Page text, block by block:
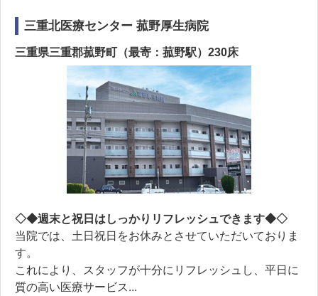
三重北医療センター 菰野厚生病院
三重県三重郡菰野町（最寄：菰野駅）230床
◇◆週末と祝日はしっかりリフレッシュできます◆◇
当院では、土日祝日をお休みとさせていただいておりま
す。
これにより、スタッフが十分にリフレッシュし、平日に
質の高い医療サービス...